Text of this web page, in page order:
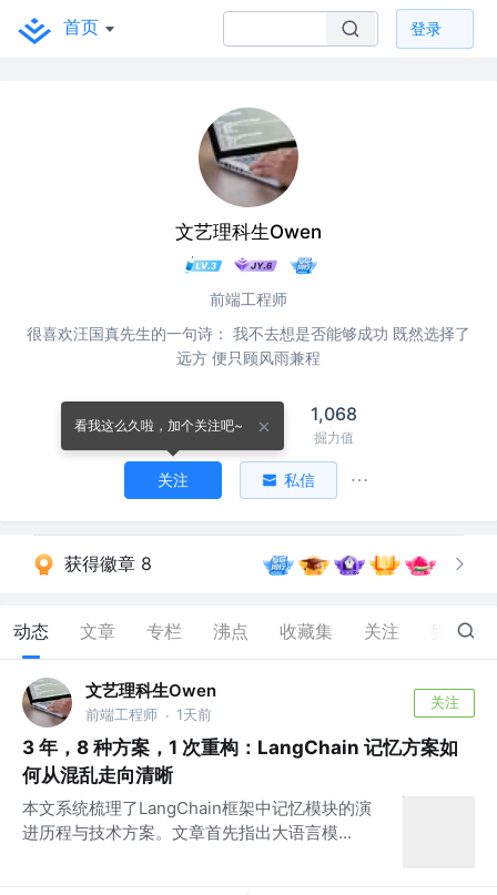
首页 登录
文艺理科生Owen
前端工程师
很喜欢汪国真先生的一句诗： 我不去想是否能够成功 既然选择了
远方 便只顾风雨兼程
132
关注 关注者
1,068
掘力值
看我这么久啦，加个关注吧~
关注 私信
获得徽章 8
动态 文章 专栏 沸点 收藏集 关注 110
文艺理科生Owen
前端工程师 · 1天前
关注
3 年，8 种方案，1 次重构：LangChain 记忆方案如
何从混乱走向清晰
本文系统梳理了LangChain框架中记忆模块的演
进历程与技术方案。文章首先指出大语言模...